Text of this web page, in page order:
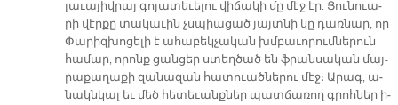
լա­ւայիվրայ գո­յա­տե­ւե­լու վի­ճա­կի մը մէջ էր: Յու­նուա­
րի վէր­քը տա­կա­ւին չսպիա­ցած յայտ­նի կը դառ­նար, որ
Փա­րի­զխո­ցե­լի է ա­հա­բեկ­չա­կան խմբա­ւո­րում­նե­րուն
հա­մար, ո­րոնք ցան­ցեր ստեղ­ծած են ֆրան­սա­կան մայ­
րա­քա­ղա­քի զա­նա­զան հա­տուած­նե­րու մէջ։ Ա­րագ, ա­
նակն­կալ եւ մեծ հե­տե­ւանք­ներ պատ­ճա­ռող գրոհ­ներ ի­